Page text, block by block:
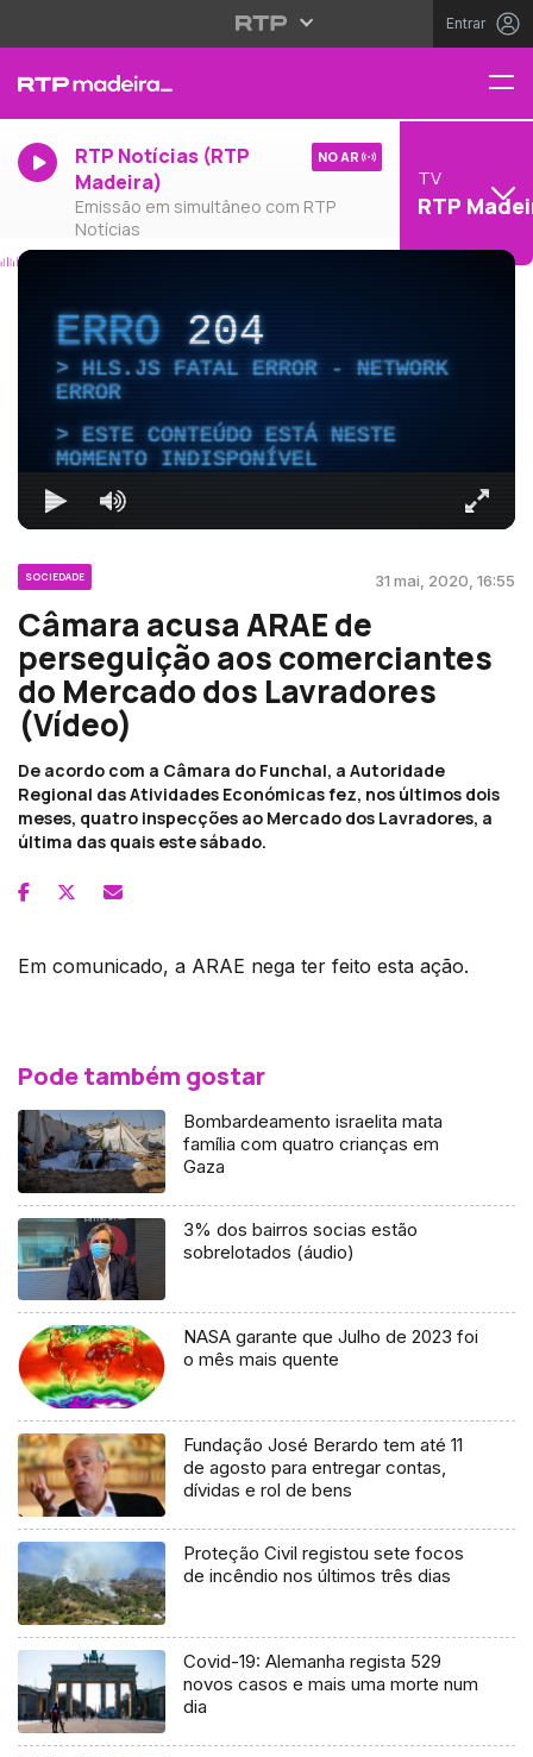
Entrar
RTP Notícias (RTP
Madeira)
Emissão em simultâneo com RTP
Notícias
NO AR
TV
RTP
ERRO204
HLS.JS FATAL ERROR - NETWORK
ERROR
ESTE CONTEÚDO ESTÁ NESTE
MOMENTO INDISPONÍVEL
SOCIEDADE 31 mai, 2020, 16:55
Câmara acusa ARAE de
perseguição aos comerciantes
do Mercado dos Lavradores
(Vídeo)
De acordo com a Câmara do Funchal, a Autoridade
Regional das Atividades Económicas fez, nos últimos dois
meses, quatro inspecções ao Mercado dos Lavradores, a
última das quais este sábado.
Em comunicado, a ARAE nega ter feito esta ação.
Pode também gostar
Bombardeamento israelita mata
família com quatro crianças em
Gaza
3% dos bairros socias estão
sobrelotados (áudio)
NASA garante que Julho de 2023 foi
o mês mais quente
Fundação José Berardo tem até 11
de agosto para entregar contas,
dívidas e rol de bens
Proteção Civil registou sete focos
de incêndio nos últimos três dias
Covid-19: Alemanha regista 529
novos casos e mais uma morte num
dia